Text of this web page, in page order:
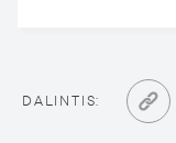
DALINTIS: